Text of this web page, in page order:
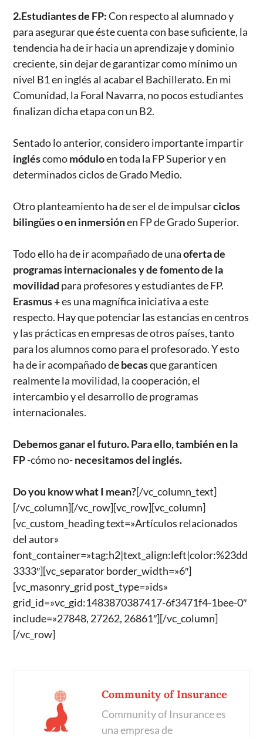
2.Estudiantes de FP:Con respecto al alumnado y
para asegurar que éste cuenta con base suficiente, la
tendencia ha de ir hacia un aprendizaje y dominio
creciente, sin dejar de garantizar como mínimo un
nivel B1 en inglés al acabar el Bachillerato. En mi
Comunidad, la Foral Navarra, no pocos estudiantes
finalizan dicha etapa con un B2.
Sentado lo anterior, considero importante impartir
ingléscomomóduloen toda la FP Superior y en
determinados ciclos de Grado Medio.
Otro planteamiento ha de ser el de impulsarciclos
bilingües o en inmersiónen FP de Grado Superior.
Todo ello ha de ir acompañado de unaoferta de
programas internacionales y de fomento de la
movilidad para profesores y estudiantes de FP.
Erasmus +es una magnífica iniciativa a este
respecto. Hay que potenciar las estancias en centros
y las prácticas en empresas de otros países, tanto
para los alumnos como para el profesorado. Y esto
ha de ir acompañado debecasque garanticen
realmente la movilidad, la cooperación, el
intercambio y el desarrollo de programas
internacionales.
Debemos ganar el futuro.Para ello,también en la
FP-cómo no-necesitamos del inglés.
Do you know what I mean?[/vc_column_text]
[/vc_column][/vc_row][vc_row][vc_column]
[vc_custom_heading text=»Artículos relacionados
del autor»
font_container=»tag:h2|text_align:left|color:%23dd
3333″][vc_separator border_width=»6″]
[vc_masonry_grid post_type=»ids»
grid_id=»vc_gid:1483870387417-6f3471f4-1bee-0″
include=»27848, 27262, 26861″][/vc_column]
[/vc_row]
Community of Insurance
Community of Insurance es
una empresa de